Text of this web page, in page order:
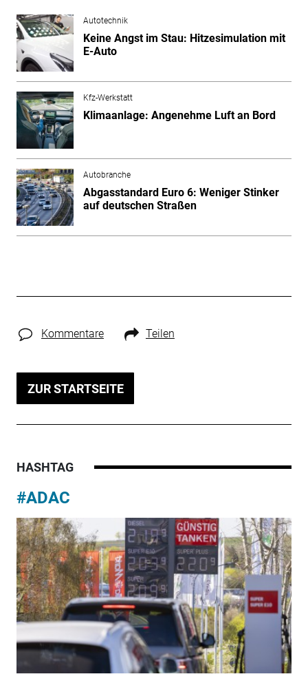
Autotechnik
Keine Angst im Stau: Hitzesimulation mit
E-Auto
Kfz-Werkstatt
Klimaanlage: Angenehme Luft an Bord
Autobranche
Abgasstandard Euro 6: Weniger Stinker
auf deutschen Straßen
Kommentare Teilen
ZUR STARTSEITE
HASHTAG
#ADAC